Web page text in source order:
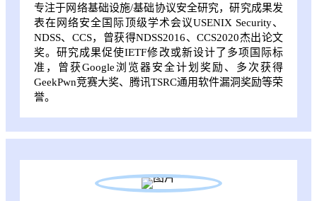
专注于网络基础设施/基础协议安全研究，研究成果发
表在网络安全国际顶级学术会议USENIX Security、
NDSS、CCS，曾获得NDSS2016、CCS2020杰出论文
奖。研究成果促使IETF修改或新设计了多项国际标
准，曾获Google浏览器安全计划奖励、多次获得
GeekPwn竞赛大奖、腾讯TSRC通用软件漏洞奖励等荣
誉。